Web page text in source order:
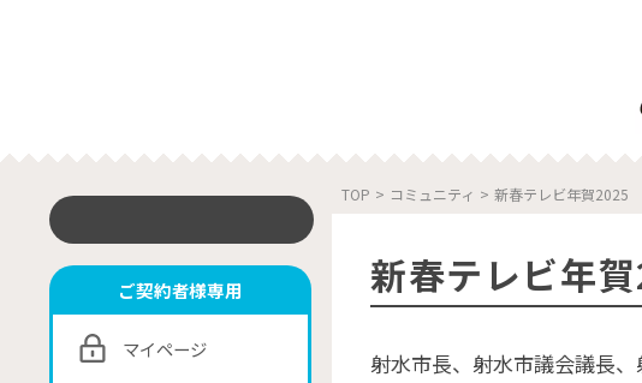
ご契約者様専用
マイページ
TOP > コミュニティ > 新春テレビ年賀2025
新春テレビ年
射水市長、射水市議会議長